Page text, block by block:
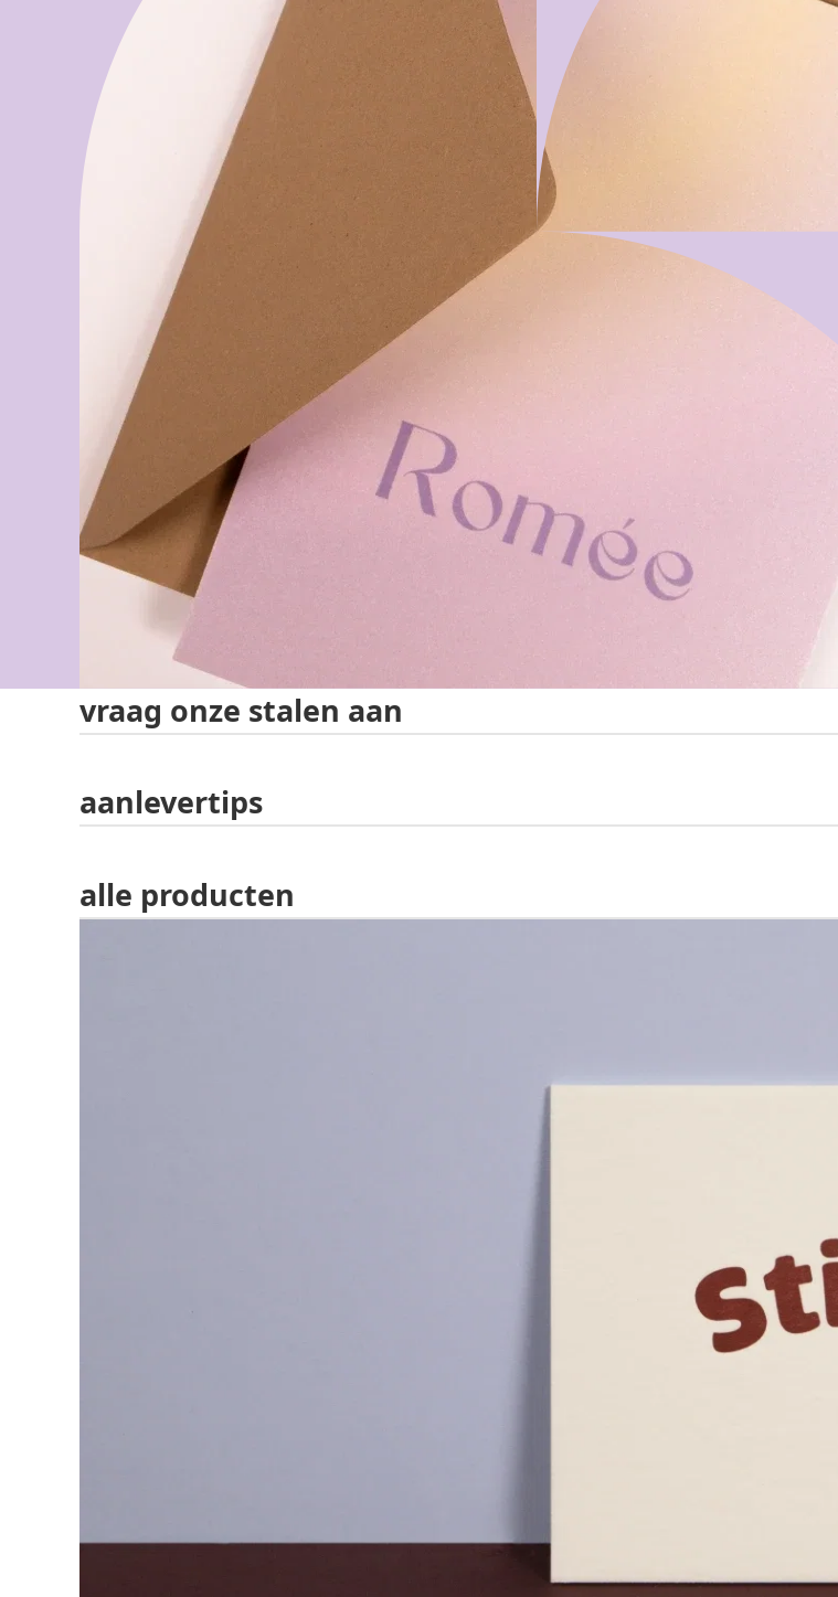
vraag onze stalen aan
aanlevertips
alle producten